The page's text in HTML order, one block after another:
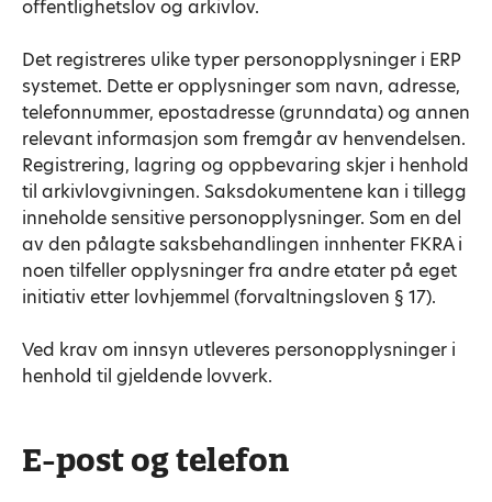
offentlighetslov og arkivlov.
Det registreres ulike typer personopplysninger i ERP
systemet. Dette er opplysninger som navn, adresse,
telefonnummer, epostadresse (grunndata) og annen
relevant informasjon som fremgår av henvendelsen.
Registrering, lagring og oppbevaring skjer i henhold
til arkivlovgivningen. Saksdokumentene kan i tillegg
inneholde sensitive personopplysninger. Som en del
av den pålagte saksbehandlingen innhenter FKRA i
noen tilfeller opplysninger fra andre etater på eget
initiativ etter lovhjemmel (forvaltningsloven § 17).
Ved krav om innsyn utleveres personopplysninger i
henhold til gjeldende lovverk.
E-post og telefon